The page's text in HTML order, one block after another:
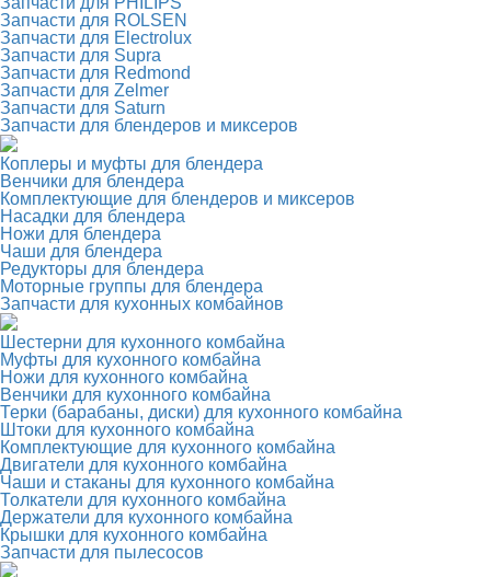
Запчасти для ROLSEN
Запчасти для Electrolux
Запчасти для Supra
Запчасти для Redmond
Запчасти для Zelmer
Запчасти для Saturn
Запчасти для блендеров и миксеров
Коплеры и муфты для блендера
Венчики для блендера
Комплектующие для блендеров и миксеров
Насадки для блендера
Ножи для блендера
Чаши для блендера
Редукторы для блендера
Моторные группы для блендера
Запчасти для кухонных комбайнов
Шестерни для кухонного комбайна
Муфты для кухонного комбайна
Ножи для кухонного комбайна
Венчики для кухонного комбайна
Терки (барабаны, диски) для кухонного комбайна
Штоки для кухонного комбайна
Комплектующие для кухонного комбайна
Двигатели для кухонного комбайна
Чаши и стаканы для кухонного комбайна
Толкатели для кухонного комбайна
Держатели для кухонного комбайна
Крышки для кухонного комбайна
Запчасти для пылесосов